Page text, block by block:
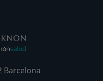
Barcelona